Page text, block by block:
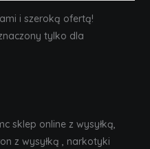
i szeroką ofertą!
tylko dla
sklep online z wysyłką,
z wysyłką , narkotyki